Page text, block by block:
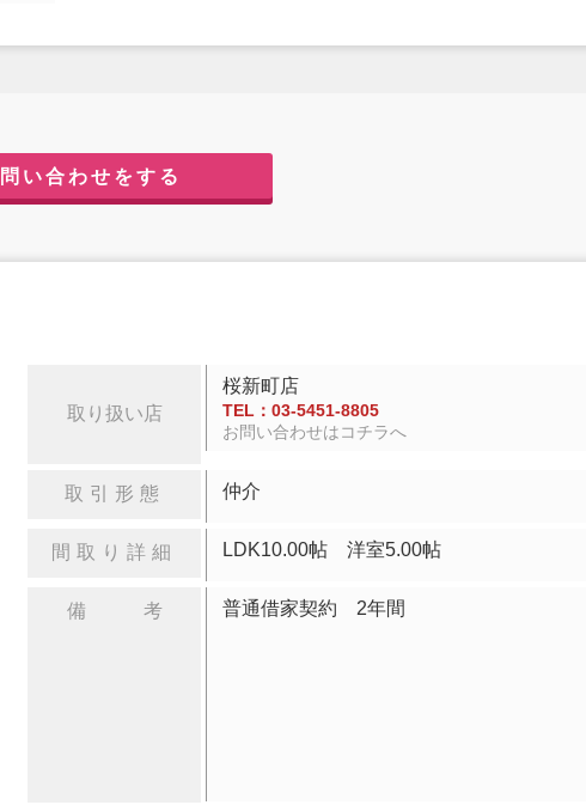
い合わせをする
取り扱い店
桜新町店
TEL：03-5451-8805
お問い合わせはコチラへ
取引形態 仲介
間取り詳細 LDK10.00帖 洋室5.00帖
備 考 普通借家契約 2年間